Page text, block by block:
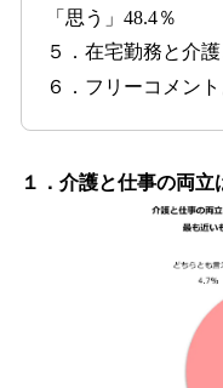
「思う」48.4％
５．在宅勤務と介
６．フリーコメント
１．介護と仕事の両